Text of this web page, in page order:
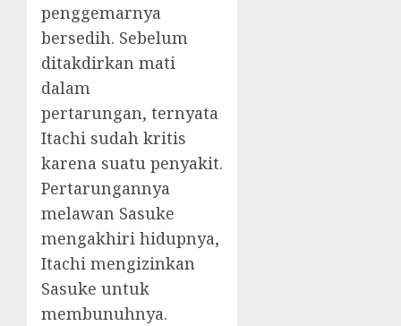
penggemarnya
bersedih. Sebelum
ditakdirkan mati
dalam
pertarungan, ternyata
Itachi sudah kritis
karena suatu penyakit.
Pertarungannya
melawan Sasuke
mengakhiri hidupnya,
Itachi mengizinkan
Sasuke untuk
membunuhnya.